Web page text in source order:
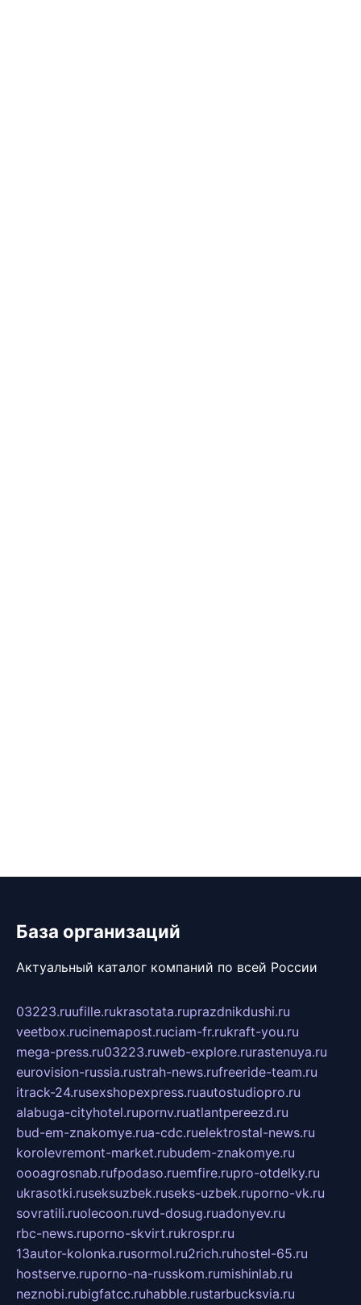
База организаций
Актуальный каталог компаний по всей России
03223.ruufille.rukrasotata.ruprazdnikdushi.ru
veetbox.rucinemapost.ruciam-fr.rukraft-you.ru
mega-press.ru03223.ruweb-explore.rurastenuya.ru
eurovision-russia.rustrah-news.rufreeride-team.ru
itrack-24.rusexshopexpress.ruautostudiopro.ru
alabuga-cityhotel.rupornv.ruatlantpereezd.ru
bud-em-znakomye.rua-cdc.ruelektrostal-news.ru
korolevremont-market.rubudem-znakomye.ru
oooagrosnab.rufpodaso.ruemfire.rupro-otdelky.ru
ukrasotki.ruseksuzbek.ruseks-uzbek.ruporno-vk.ru
sovratili.ruolecoon.ruvd-dosug.ruadonyev.ru
rbc-news.ruporno-skvirt.rukrospr.ru
13autor-kolonka.rusormol.ru2rich.ruhostel-65.ru
hostserve.ruporno-na-russkom.rumishinlab.ru
neznobi.rubigfatcc.ruhabble.rustarbucksvia.ru